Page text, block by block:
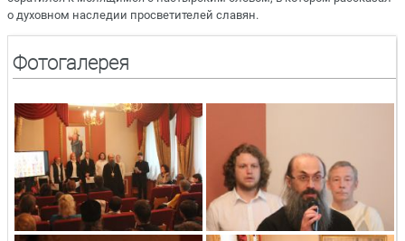
о духовном наследии просветителей славян.
Фотогалерея